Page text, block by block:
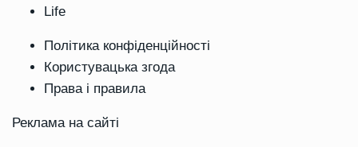
Life
Політика конфіденційності
Користувацька згода
Права і правила
Реклама на сайті